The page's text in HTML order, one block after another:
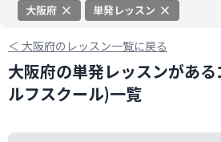
大阪府 単発レッスン
＜ 大阪府のレッスン一覧に戻る
大阪府の単発レッスンがあ
ルフスクール)一覧